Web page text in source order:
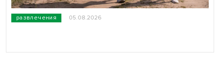
развлечения 05.08.2026